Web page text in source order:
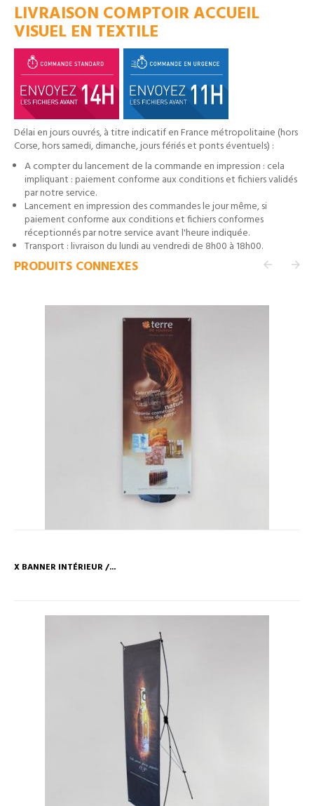
LIVRAISON COMPTOIR ACCUEIL
VISUEL EN TEXTILE
Délai en jours ouvrés, à titre indicatif en France métropolitaine (hors
Corse, hors samedi, dimanche, jours fériés et ponts éventuels) :
A compter du lancement de la commande en impression : cela
impliquant : paiement conforme aux conditions et fichiers validés
par notre service.
Lancement en impression des commandes le jour même, si
paiement conforme aux conditions et fichiers conformes
réceptionnés par notre service avant l'heure indiquée.
Transport : livraison du lundi au vendredi de 8h00 à 18h00.
PRODUITS CONNEXES
X BANNER INTÉRIEUR /...